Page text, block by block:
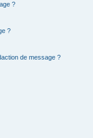
?
?
de message ?